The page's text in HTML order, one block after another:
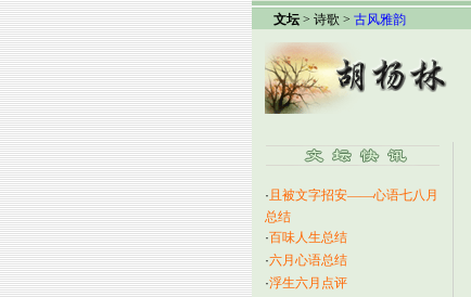
文坛 > 诗歌 > 古风雅韵
· 且被文字招安——心语七八月
总结
·百味人生总结
·六月心语总结
·浮生六月点评